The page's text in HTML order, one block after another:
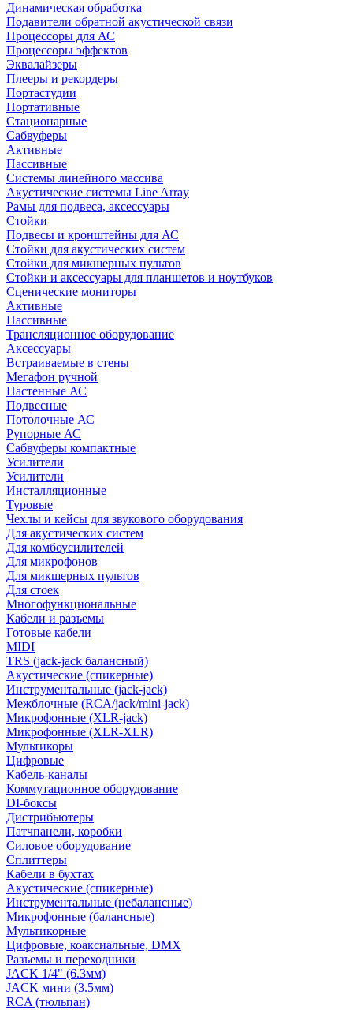
Динамическая обработка
Подавители обратной акустической связи
Процессоры для АС
Процессоры эффектов
Эквалайзеры
Плееры и рекордеры
Портастудии
Портативные
Стационарные
Сабвуферы
Активные
Пассивные
Системы линейного массива
Акустические системы Line Array
Рамы для подвеса, аксессуары
Стойки
Подвесы и кронштейны для АС
Стойки для акустических систем
Стойки для микшерных пультов
Стойки и аксессуары для планшетов и ноутбуков
Сценические мониторы
Активные
Пассивные
Трансляционное оборудование
Аксессуары
Встраиваемые в стены
Мегафон ручной
Настенные АС
Подвесные
Потолочные АС
Рупорные АС
Сабвуферы компактные
Усилители
Усилители
Инсталляционные
Туровые
Чехлы и кейсы для звукового оборудования
Для акустических систем
Для комбоусилителей
Для микрофонов
Для микшерных пультов
Для стоек
Многофункциональные
Кабели и разъемы
Готовые кабели
MIDI
TRS (jack-jack балансный)
Акустические (спикерные)
Инструментальные (jack-jack)
Межблочные (RCA/jack/mini-jack)
Микрофонные (XLR-jack)
Микрофонные (XLR-XLR)
Мультикоры
Цифровые
Кабель-каналы
Коммутационное оборудование
DI-боксы
Дистрибьютеры
Патчпанели, коробки
Силовое оборудование
Сплиттеры
Кабели в бухтах
Акустические (спикерные)
Инструментальные (небалансные)
Микрофонные (балансные)
Мультикорные
Цифровые, коаксиальные, DMX
Разъемы и переходники
JACK 1/4" (6.3мм)
JACK мини (3.5мм)
RCA (тюльпан)